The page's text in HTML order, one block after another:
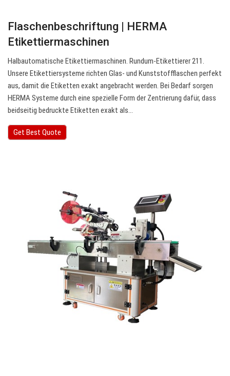
Flaschenbeschriftung | HERMA
Etikettiermaschinen
Halbautomatische Etikettiermaschinen. Rundum-Etikettierer 211.
Unsere Etikettiersysteme richten Glas- und Kunststoffflaschen perfekt
aus, damit die Etiketten exakt angebracht werden. Bei Bedarf sorgen
HERMA Systeme durch eine spezielle Form der Zentrierung dafür, dass
beidseitig bedruckte Etiketten exakt als…
Get Best Quote